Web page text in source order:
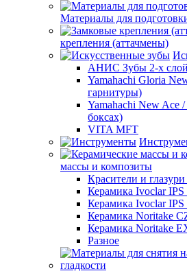
Материалы для
крепления (аттачмены)
АНИС Зубы 2-х
Yamahachi Gloria
гарнитуры)
Yamahachi New Ace
боксах)
VITA MFT
массы и композиты
Красители и
Керамика Ivoclar IPS
Керамика Ivoclar
Керамика Noritake
Керамика Noritake
Разное